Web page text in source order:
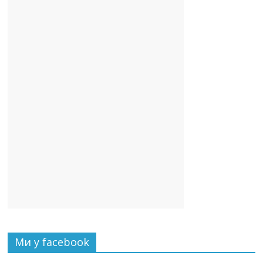
Ми у facebook